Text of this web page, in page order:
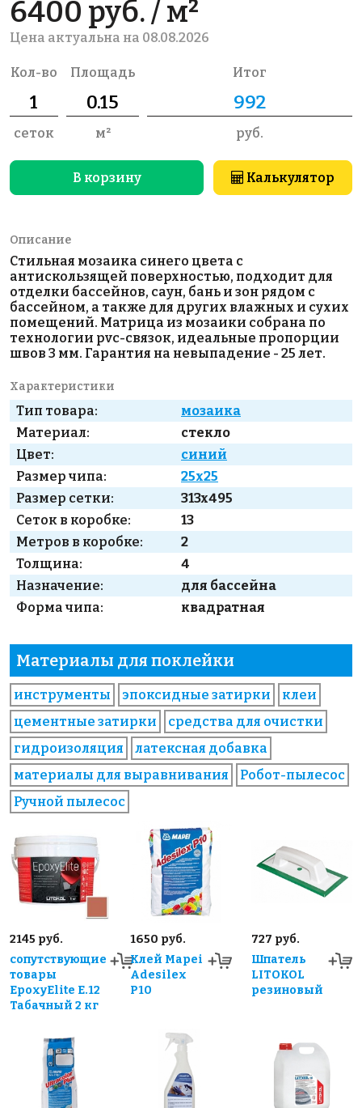
6400 руб. / м²
Цена актуальна на 08.08.2026
Кол-во
сеток
Площадь
м²
Итог
руб.
В корзину Калькулятор
Описание
Стильная мозаика синего цвета с
антискользящей поверхностью, подходит для
отделки бассейнов, саун, бань и зон рядом с
бассейном, а также для других влажных и сухих
помещений. Матрица из мозаики собрана по
технологии pvc-связок, идеальные пропорции
швов 3 мм. Гарантия на невыпадение - 25 лет.
Характеристики
Тип товара:
мозаика
Материал:
стекло
Цвет:
синий
Размер чипа:
25x25
Размер сетки:
313x495
Сеток в коробке:
13
Метров в коробке:
2
Толщина:
4
Назначение:
для бассейна
Форма чипа:
квадратная
Материалы для поклейки
инструменты эпоксидные затирки
клеи
цементные затирки
средства для очистки
гидроизоляция
латексная добавка
материалы для выравнивания
Робот-пылесос
Ручной пылесос
2145 руб.
сопутствующие
товары
EpoxyElite E.12
Табачный 2 кг
1650 руб.
Клей Mapei
Adesilex
P10
727 руб.
Шпатель
LITOKOL
резиновый